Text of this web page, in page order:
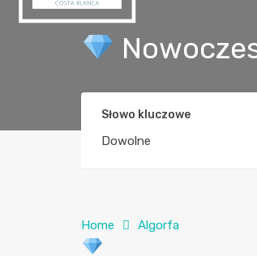
Słowo kluczowe
Home Algorfa